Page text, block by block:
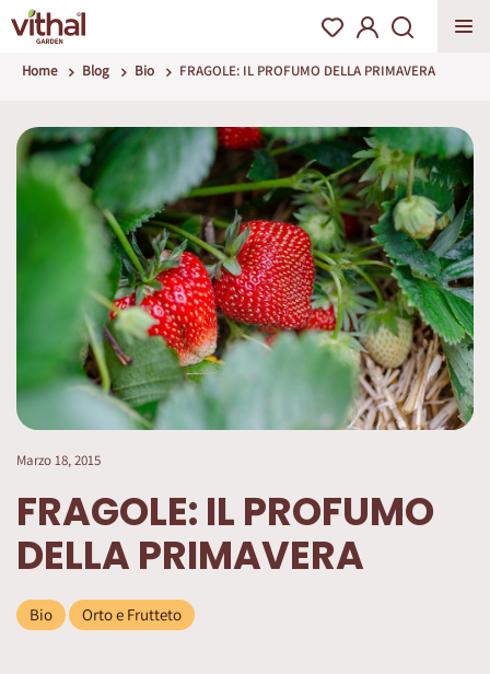
Home Blog Bio FRAGOLE: IL PROFUMO DELLA PRIMAVERA
Marzo 18, 2015
FRAGOLE: IL PROFUMO
DELLA PRIMAVERA
Bio Orto e Frutteto